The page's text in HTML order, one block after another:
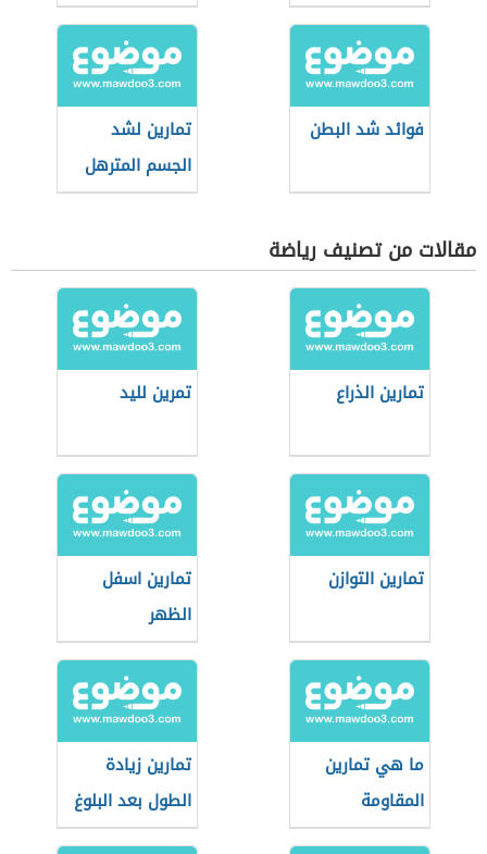
فوائد شد البطن
تمارين لشد
الجسم المترهل
وحرق الشحوم
مقالات من تصنيف رياضة
تمارين الذراع تمرين لليد
تمارين التوازن
تمارين اسفل
الظهر
ما هي تمارين
المقاومة
تمارين زيادة
الطول بعد البلوغ